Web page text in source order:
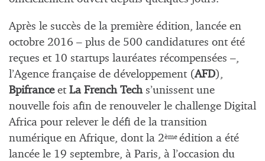
Après le succès de la première édition, lancée en
octobre 2016 – plus de 500 candidatures ont été
reçues et 10 startups lauréates récompensées –,
l’Agence française de développement (AFD),
Bpifranceet La French Tech s’unissent une
nouvelle fois afin de renouveler le challenge Digital
Africa pour relever le défi de la transition
numérique en Afrique, dont la 2ème édition a été
lancée le 19 septembre, à Paris, à l’occasion du